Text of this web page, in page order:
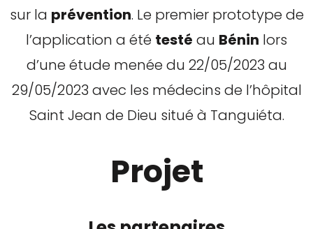
sur la prévention. Le premier prototype de
l’application a été testé au Bénin lors
d’une étude menée du 22/05/2023 au
29/05/2023 avec les médecins de l’hôpital
Saint Jean de Dieu situé à Tanguiéta.
Projet